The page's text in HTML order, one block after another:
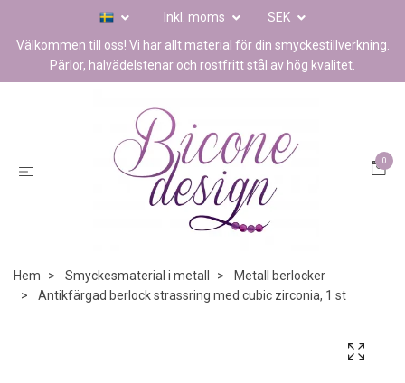
Inkl. moms
SEK
Välkommen till oss! Vi har allt material för din smyckestillverkning.
Pärlor, halvädelstenar och rostfritt stål av hög kvalitet.
0
Hem Smyckesmaterial i metall
Metall berlocker
Antikfärgad berlock strassring med cubic zirconia, 1 st